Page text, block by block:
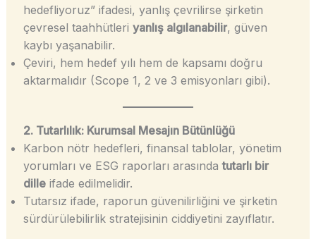
hedefliyoruz” ifadesi, yanlış çevrilirse şirketin
çevresel taahhütleri yanlış algılanabilir, güven
kaybı yaşanabilir.
Çeviri, hem hedef yılı hem de kapsamı doğru
aktarmalıdır (Scope 1, 2 ve 3 emisyonları gibi).
2. Tutarlılık: Kurumsal Mesajın Bütünlüğü
Karbon nötr hedefleri, finansal tablolar, yönetim
yorumları ve ESG raporları arasındatutarlı bir
dilleifade edilmelidir.
Tutarsız ifade, raporun güvenilirliğini ve şirketin
sürdürülebilirlik stratejisinin ciddiyetini zayıflatır.